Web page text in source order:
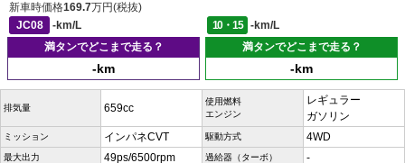
新車時価格169.7万円(税抜)
JC08
-km/L 10・15
-km/L
満タンでどこまで走る？
-km
満タンでどこまで走る？
-km
排気量 659cc
使用燃料
エンジン
レギュラー
ガソリン
ミッション インパネCVT 駆動方式 4WD
最大出力 49ps/6500rpm 過給器（ターボ） -